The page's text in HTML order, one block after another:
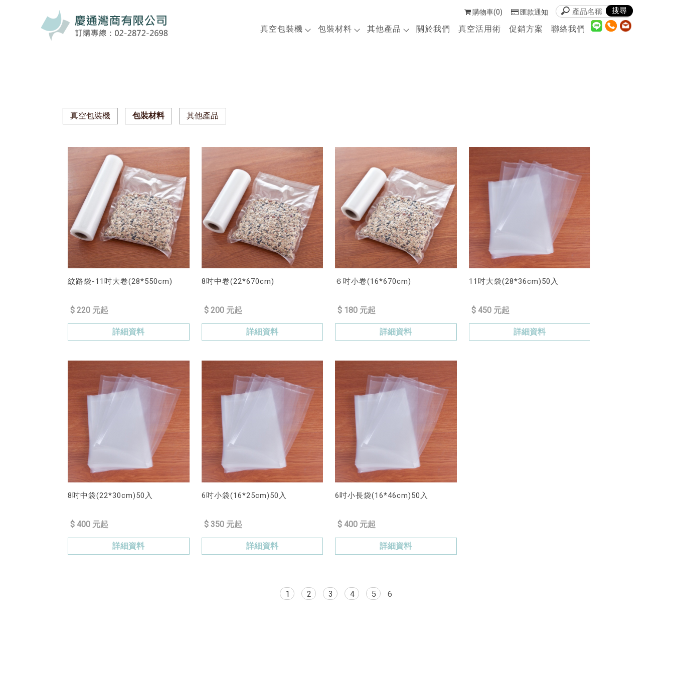
真空包裝機 包裝材料 其他產品 關於我們 真空活用術 促銷方案 聯絡我們
購物車(0) 匯款通知
真空包裝機 包裝材料 其他產品
紋路袋-11吋大卷(28*550cm)
$ 220 元起
詳細資料
8吋中卷(22*670cm)
$ 200 元起
詳細資料
６吋小卷(16*670cm)
$ 180 元起
詳細資料
11吋大袋(28*36cm)50入
$ 450 元起
詳細資料
8吋中袋(22*30cm)50入
$ 400 元起
詳細資料
6吋小袋(16*25cm)50入
$ 350 元起
詳細資料
6吋小長袋(16*46cm)50入
$ 400 元起
詳細資料
1 2 3 4 5 6